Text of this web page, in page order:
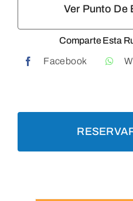
Ver Punto De
Comparte Esta
Facebook